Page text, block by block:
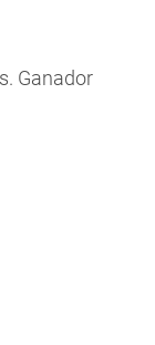
Ganador